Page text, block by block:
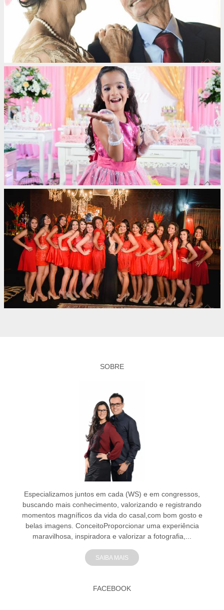
SOBRE
Especializamos juntos em cada (WS) e em congressos,
buscando mais conhecimento, valorizando e registrando
momentos magníficos da vida do casal,com bom gosto e
belas imagens. ConceitoProporcionar uma experiência
maravilhosa, inspiradora e valorizar a fotografia,...
SAIBA MAIS
FACEBOOK